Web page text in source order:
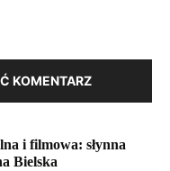
KOMENTARZ
i filmowa: słynna
Bielska